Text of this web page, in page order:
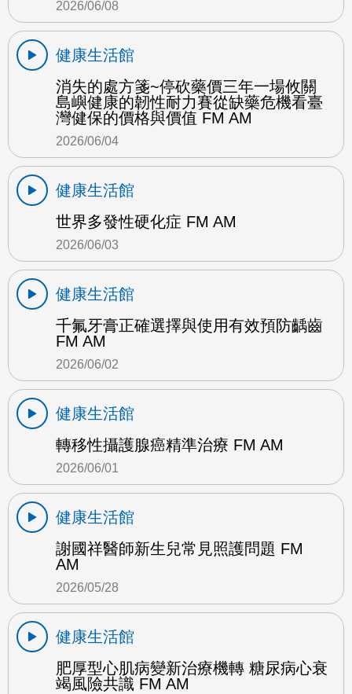
2026/06/08
健康生活館
消失的處方箋~停砍藥價三年一場攸關
島嶼健康的韌性耐力賽從缺藥危機看臺
灣健保的價格與價值 FM AM
2026/06/04
健康生活館
世界多發性硬化症 FM AM
2026/06/03
健康生活館
千氟牙膏正確選擇與使用有效預防齲齒
FM AM
2026/06/02
健康生活館
轉移性攝護腺癌精準治療 FM AM
2026/06/01
健康生活館
謝國祥醫師新生兒常見照護問題 FM
AM
2026/05/28
健康生活館
肥厚型心肌病變新治療機轉 糖尿病心衰
竭風險共識 FM AM